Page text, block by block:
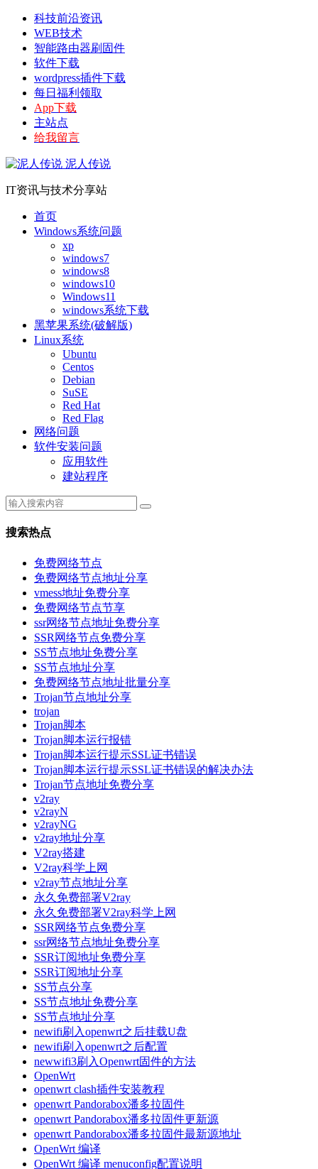
科技前沿资讯
WEB技术
智能路由器刷固件
软件下载
wordpress插件下载
每日福利领取
App下载
主站点
给我留言
泥人传说
IT资讯与技术分享站
首页
Windows系统问题
xp
windows7
windows8
windows10
Windows11
windows系统下载
黑苹果系统(破解版)
Linux系统
Ubuntu
Centos
Debian
SuSE
Red Hat
Red Flag
网络问题
软件安装问题
应用软件
建站程序
搜索热点
免费网络节点
免费网络节点地址分享
vmess地址免费分享
免费网络节点节享
ssr网络节点地址免费分享
SSR网络节点免费分享
SS节点地址免费分享
SS节点地址分享
免费网络节点地址批量分享
Trojan节点地址分享
trojan
Trojan脚本
Trojan脚本运行报错
Trojan脚本运行提示SSL证书错误
Trojan脚本运行提示SSL证书错误的解决办法
Trojan节点地址免费分享
v2ray
v2rayN
v2rayNG
v2ray地址分享
V2ray搭建
V2ray科学上网
v2ray节点地址分享
永久免费部署V2ray
永久免费部署V2ray科学上网
SSR网络节点免费分享
ssr网络节点地址免费分享
SSR订阅地址免费分享
SSR订阅地址分享
SS节点分享
SS节点地址免费分享
SS节点地址分享
newifi刷入openwrt之后挂载U盘
newifi刷入openwrt之后配置
newwifi3刷入Openwrt固件的方法
OpenWrt
openwrt clash插件安装教程
openwrt Pandorabox潘多拉固件
openwrt Pandorabox潘多拉固件更新源
openwrt Pandorabox潘多拉固件最新源地址
OpenWrt 编译
OpenWrt 编译 menuconfig配置说明